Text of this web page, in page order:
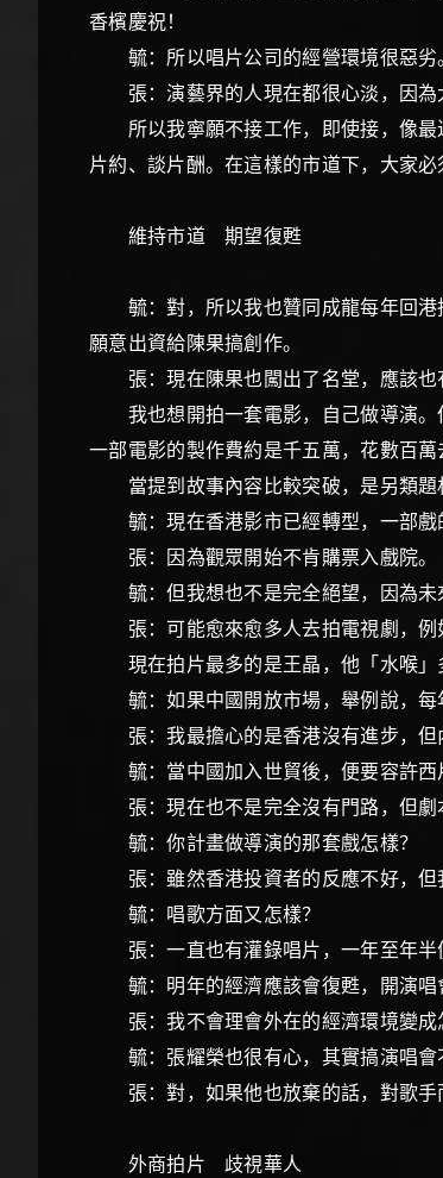
香檳慶祝！
毓：所以唱片公司的經營環境很惡
張：演藝界的人現在都很心淡，因
所以我寧願不接工作，即使接，像最
片約、談片酬。在這樣的市道下，大
維持市道 期望復甦
毓：對，所以我也贊同成龍每年回港
願意出資給陳果搞創作。
張：現在陳果也闖出了名堂，應該
我也想開拍一套電影，自己做導演。
一部電影的製作費約是千五萬，花數
當提到故事內容比較突破，是另類題
毓：現在香港影市已經轉型，一部戲
張：因為觀眾開始不肯購票入戲院。
毓：但我想也不是完全絕望，因為未
張：可能愈來愈多人去拍電視劇，例
現在拍片最多的是王晶，他「水喉
毓：如果中國開放市場，舉例說，每
張：我最擔心的是香港沒有進步，但
毓：當中國加入世貿後，便要容許西
張：現在也不是完全沒有門路，但劇
毓：你計畫做導演的那套戲怎樣？
張：雖然香港投資者的反應不好，但
毓：唱歌方面又怎樣？
張：一直也有灌錄唱片，一年至年半
毓：明年的經濟應該會復甦，開演唱
張：我不會理會外在的經濟環境變成
毓：張耀榮也很有心，其實搞演唱會
張：對，如果他也放棄的話，對歌手
外商拍片 歧視華人